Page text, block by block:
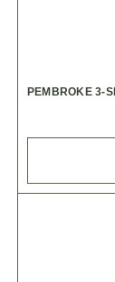
PEMBROKE 3-